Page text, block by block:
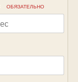
ОБЯЗАТЕЛЬНО